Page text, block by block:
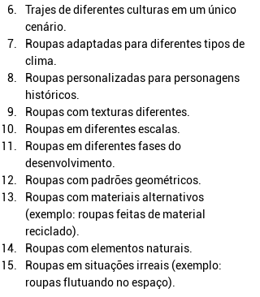
Trajes de diferentes culturas em um único
cenário.
Roupas adaptadas para diferentes tipos de
clima.
Roupas personalizadas para personagens
históricos.
Roupas com texturas diferentes.
Roupas em diferentes escalas.
Roupas em diferentes fases do
desenvolvimento.
Roupas com padrões geométricos.
Roupas com materiais alternativos
(exemplo: roupas feitas de material
reciclado).
Roupas com elementos naturais.
Roupas em situações irreais (exemplo:
roupas flutuando no espaço).